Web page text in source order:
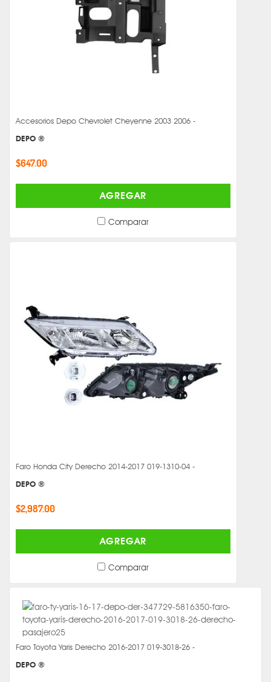
Accesorios Depo Chevrolet Cheyenne 2003 2006 -
DEPO ®
$647.00
AGREGAR
Comparar
Faro Honda City Derecho 2014-2017 019-1310-04 -
DEPO ®
$2,987.00
AGREGAR
Comparar
Faro Toyota Yaris Derecho 2016-2017 019-3018-26 -
DEPO ®